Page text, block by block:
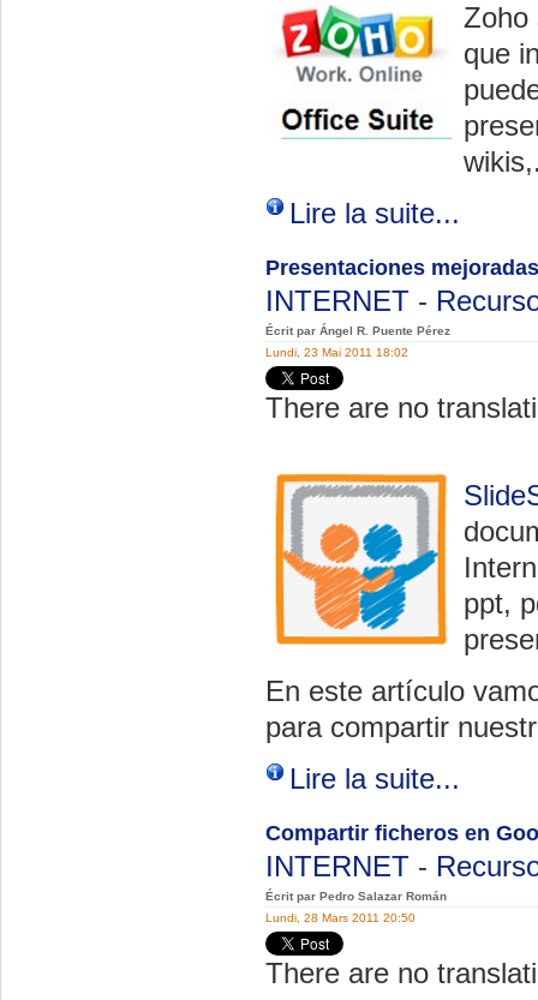
Zoho
que
Lire la suite...
Presentaciones
INTERNET -
Écrit par Ángel R. Puente Pérez
Lundi, 23 Mai 2011 18:02
There are no
ppt,
En este artículo
para compartir
Lire la suite...
Compartir ficheros en
INTERNET -
Écrit par Pedro Salazar Román
Lundi, 28 Mars 2011 20:50
There are no